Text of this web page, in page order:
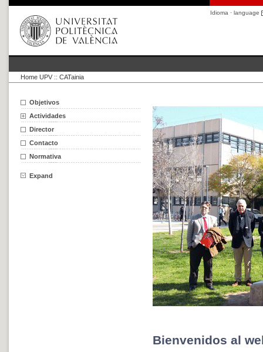
Idioma · language
Home UPV :: CATainia
Objetivos
Actividades
Director
Contacto
Normativa
Expand
Bienvenidos al